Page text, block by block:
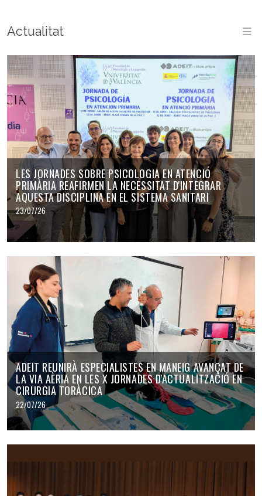
Actualitat
LES JORNADES SOBRE PSICOLOGIA EN ATENCIÓ
PRIMÀRIA REAFIRMEN LA NECESSITAT D'INTEGRAR
AQUESTA DISCIPLINA EN EL SISTEMA SANITARI
23/07/26
ADEIT REUNIRÀ ESPECIALISTES EN MANEIG AVANÇAT DE
LA VIA AÈRIA EN LES X JORNADES D'ACTUALITZACIÓ EN
CIRURGIA TORÀCICA
22/07/26